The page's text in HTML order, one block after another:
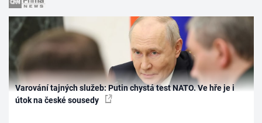
Varování tajných služeb: Putin chystá test NATO. Ve hře je i
útok na české sousedy